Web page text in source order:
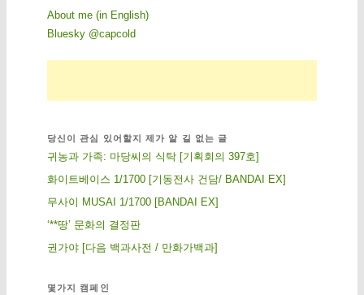
About me (in English)
Bluesky @capcold
당신이 관심 있어할지 제가 알 길 없는 글
귀농과 가족: 마당씨의 식탁 [기획회의 397호]
화이트베이스 1/1700 [기동전사 건담/ BANDAI EX]
무사이 MUSAI 1/1700 [BANDAI EX]
‘**땅’ 문화의 결정판
권가야 [다음 백과사전 / 만화가백과]
몇가지 캠페인